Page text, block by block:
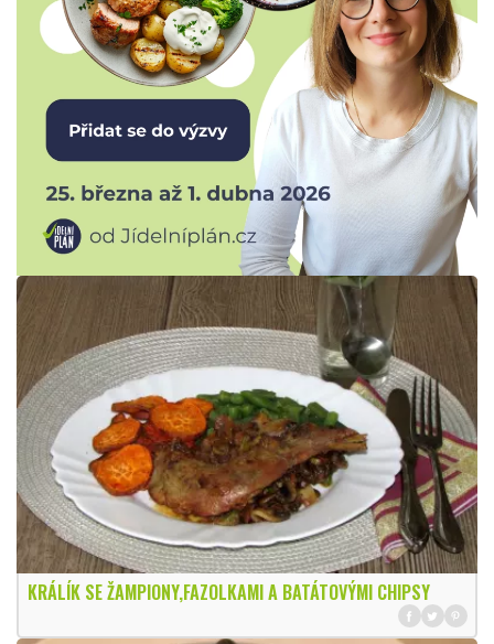
KRÁLÍK SE ŽAMPIONY,FAZOLKAMI A BATÁTOVÝMI CHIPSY